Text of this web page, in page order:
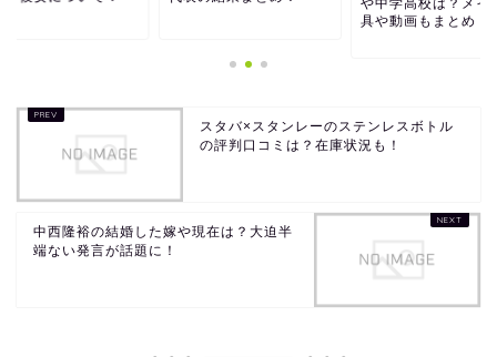
具や動画もまとめ！
スタバ×スタンレーのステンレスボトル
の評判口コミは？在庫状況も！
中西隆裕の結婚した嫁や現在は？大迫半
端ない発言が話題に！